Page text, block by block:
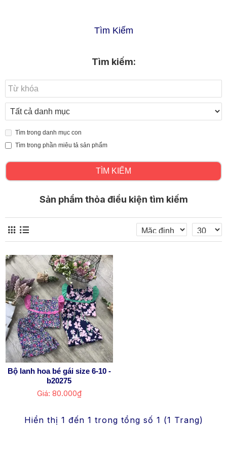
Tìm Kiếm
Tìm kiếm:
Tìm trong danh mục con
Tìm trong phần miêu tả sản phẩm
TÌM KIẾM
Sản phẩm thỏa điều kiện tìm kiếm
Bộ lanh hoa bé gái size 6-10 -
b20275
Giá: 80.000₫
Hiển thị 1 đến 1 trong tổng số 1 (1 Trang)